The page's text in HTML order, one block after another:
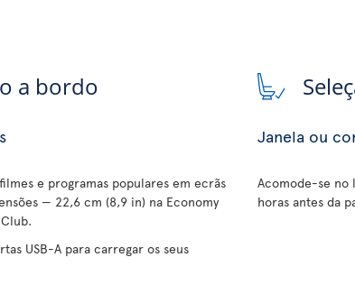
a bordo
e programas populares em ecrãs
— 22,6 cm (8,9 in) na Economy
USB-A para carregar os seus
Janela ou
Acomode-se no
horas antes da